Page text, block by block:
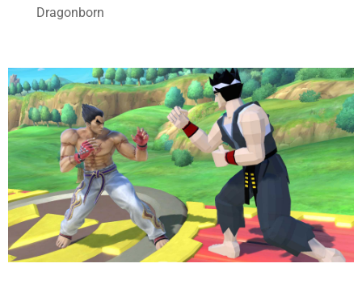
Dragonborn